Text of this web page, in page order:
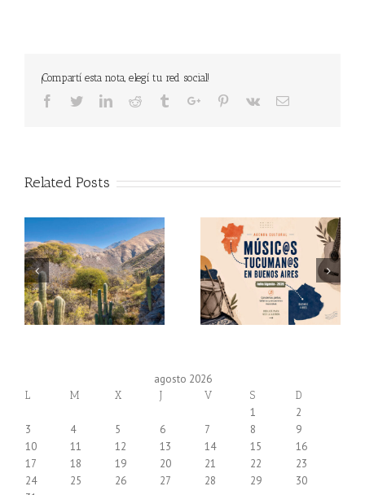
¡Compartí esta nota, elegí tu red social!
Facebook
TwitterLinkedinReddit TumblrGoogle+Pinterest
Vk Email
Related Posts
agosto 2026
L M X J V S D
1
2
3
4 5 6 7 8
9
10
11 12 13 14 15
16
17
18 19 20 21 22
23
24
25 26 27 28 29
30